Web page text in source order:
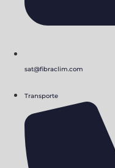
sat@fibraclim.com
Transporte